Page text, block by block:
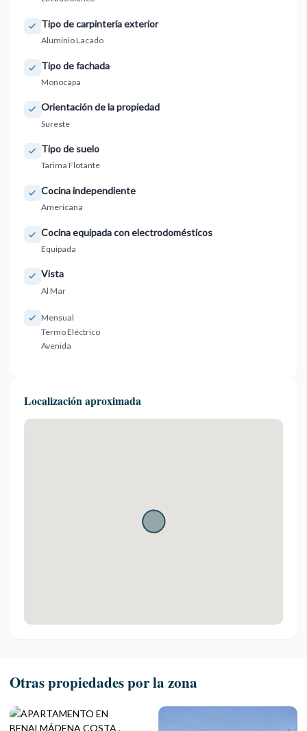
Tipo de carpintería exterior
Aluminio Lacado
Tipo de fachada
Monocapa
Orientación de la propiedad
Sureste
Tipo de suelo
Tarima Flotante
Cocina independiente
Americana
Cocina equipada con electrodomésticos
Equipada
Vista
Al Mar
Mensual
Termo Eléctrico
Avenida
Localización aproximada
Otras propiedades por la zona